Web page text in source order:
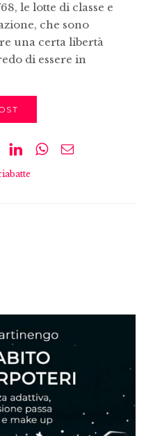
le lotte di classe e
che sono
una certa libertà
di essere in